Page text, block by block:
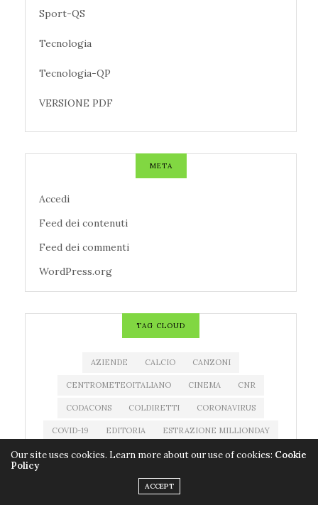
Sport-QS
Tecnologia
Tecnologia-QP
VERSIONE PDF
META
Accedi
Feed dei contenuti
Feed dei commenti
WordPress.org
TAG CLOUD
AZIENDE CALCIO CANZONI
CENTROMETEOITALIANO CINEMA CNR
CODACONS COLDIRETTI CORONAVIRUS
COVID-19 EDITORIA ESTRAZIONE MILLIONDAY
ESTRAZIONE SUPERENALOTTO EVENTI
FILM IMPRESE
Our site uses cookies. Learn more about our use of cookies: Cookie
Policy
ACCEPT